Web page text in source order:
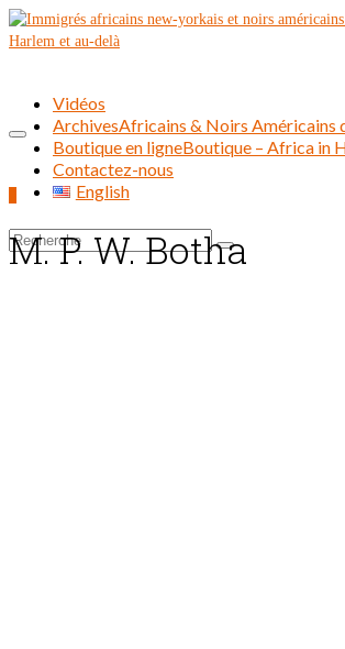
Rechercher :
Vidéos
ArchivesAfricains & Noirs Américains
Boutique en ligneBoutique – Africa in
Contactez-nous
English
M. P. W. Botha